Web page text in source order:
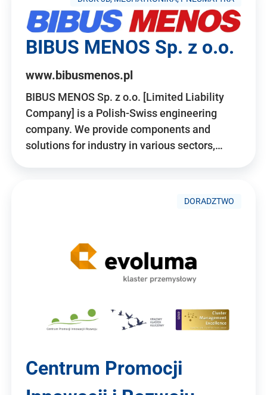
BIBUS MENOS Sp. z o.o.
www.bibusmenos.pl
BIBUS MENOS Sp. z o.o. [Limited Liability
Company] is a Polish-Swiss engineering
company. We provide components and
solutions for industry in various sectors,…
DORADZTWO
Centrum Promocji